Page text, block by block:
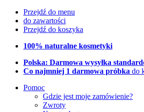
Przejdź do menu
do zawartości
Przejdź do koszyka
100% naturalne kosmetyki
Polska: Darmowa wysyłka
Co najmniej 1 darmowa próbka do
Pomoc
Gdzie jest moje zamówienie?
Zwroty